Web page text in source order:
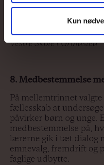
Kun
start valgte de enkelte
andre en sæbekassebil.
Vestre Skole i Grindsted
8. Medbestemmelse
På mellemtrinnet
fællesskab at
påvirker børn og unge.
medbestemmelse på,
lærerne gik i tæt dialog
emnevalg, fremdrift og
faglige udbytte.